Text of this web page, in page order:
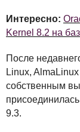
Интересно:
Kernel 8.2 на
После
Linux,
собственным
9.3.